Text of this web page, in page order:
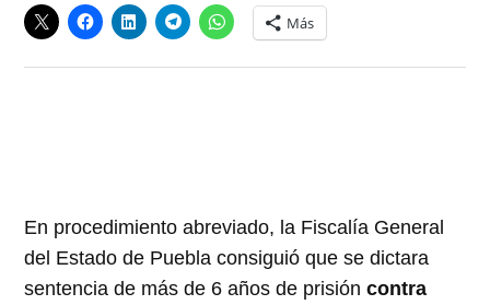
Más
En procedimiento abreviado, la Fiscalía General
del Estado de Puebla consiguió que se dictara
sentencia de más de 6 años de prisión contra